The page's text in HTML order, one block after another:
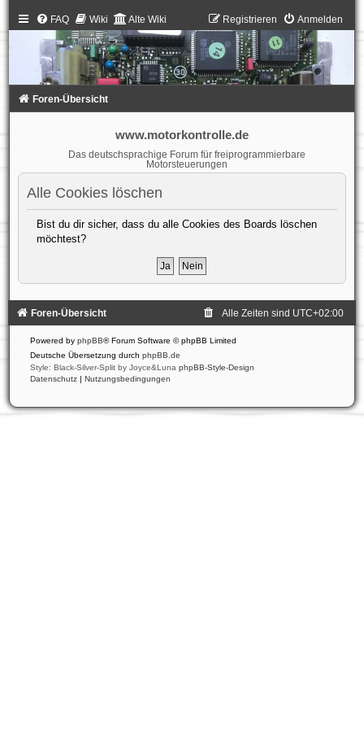
FAQ Wiki Alte Wiki Anmelden
Registrieren
Foren-Übersicht
www.motorkontrolle.de
Das deutschsprachige Forum für freiprogrammierbare
Motorsteuerungen
Alle Cookies löschen
Bist du dir sicher, dass du alle Cookies des Boards löschen
möchtest?
Foren-Übersicht Alle Zeiten sind UTC+02:00
Powered by phpBB® Forum Software © phpBB Limited
Deutsche Übersetzung durch phpBB.de
Style: Black-Silver-Split by Joyce&Luna phpBB-Style-Design
Datenschutz | Nutzungsbedingungen